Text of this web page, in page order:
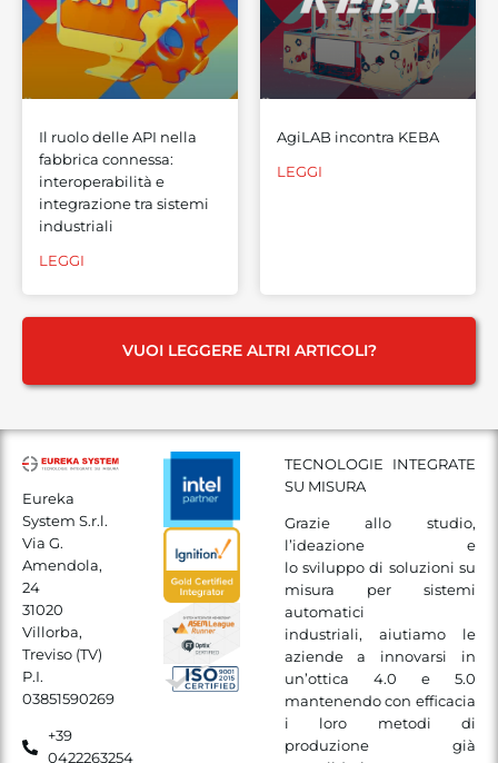
Il ruolo delle API nella
fabbrica connessa:
interoperabilità e
integrazione tra sistemi
industriali
LEGGI
AgiLAB incontra KEBA
LEGGI
VUOI LEGGERE ALTRI ARTICOLI?
TECNOLOGIE INTEGRATE
SU MISURA
Grazie allo studio,
l’ideazione e
lo sviluppo di soluzioni su
misura per sistemi
automatici
industriali, aiutiamo le
aziende a innovarsi in
un’ottica 4.0 e 5.0
mantenendo con efficacia
i loro metodi di
produzione già
Eureka
System S.r.l.
Via G.
Amendola,
24
31020
Villorba,
Treviso (TV)
P.I.
03851590269
+39
0422263254